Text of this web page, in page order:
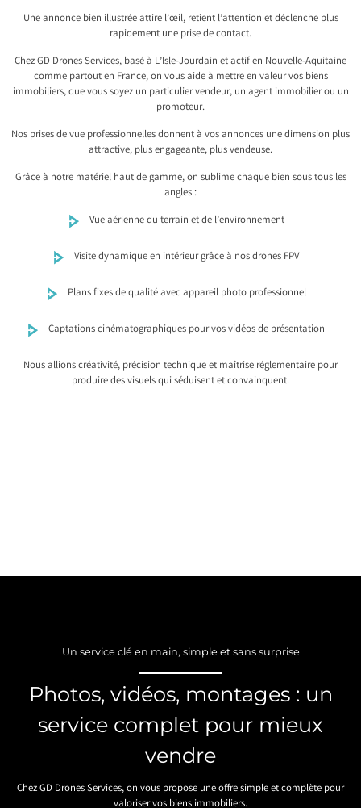
Une annonce bien illustrée attire l’œil, retient l’attention et déclenche plus
rapidement une prise de contact.
Chez GD Drones Services, basé à L’Isle-Jourdain et actif en Nouvelle-Aquitaine
comme partout en France, on vous aide à mettre en valeur vos biens
immobiliers, que vous soyez un particulier vendeur, un agent immobilier ou un
promoteur.
Nos prises de vue professionnelles donnent à vos annonces une dimension plus
attractive, plus engageante, plus vendeuse.
Grâce à notre matériel haut de gamme, on sublime chaque bien sous tous les
angles :
Vue aérienne du terrain et de l’environnement
Visite dynamique en intérieur grâce à nos drones FPV
Plans fixes de qualité avec appareil photo professionnel
Captations cinématographiques pour vos vidéos de présentation
Nous allions créativité, précision technique et maîtrise réglementaire pour
produire des visuels qui séduisent et convainquent.
Un service clé en main, simple et sans surprise
Photos, vidéos, montages : un
service complet pour mieux
vendre
Chez GD Drones Services, on vous propose une offre simple et complète pour
valoriser vos biens immobiliers.